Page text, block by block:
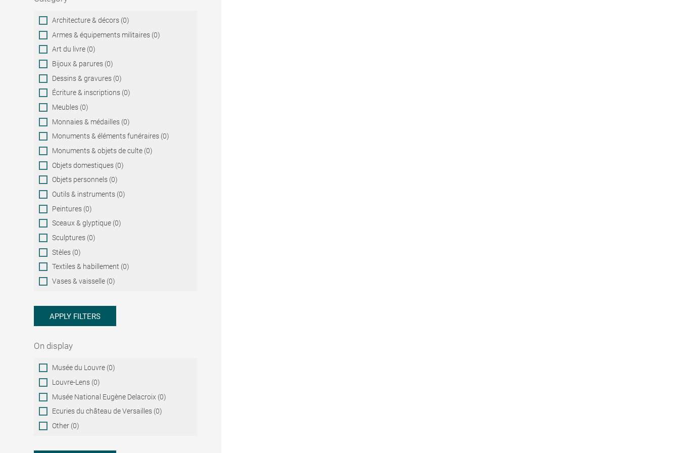
Category
Architecture & décors (0)
Armes & équipements militaires (0)
Art du livre (0)
Bijoux & parures (0)
Dessins & gravures (0)
Écriture & inscriptions (0)
Meubles (0)
Monnaies & médailles (0)
Monuments & éléments funéraires (0)
Monuments & objets de culte (0)
Objets domestiques (0)
Objets personnels (0)
Outils & instruments (0)
Peintures (0)
Sceaux & glyptique (0)
Sculptures (0)
Stèles (0)
Textiles & habillement (0)
Vases & vaisselle (0)
APPLY FILTERS
On display
On
display
Musée du Louvre (0)
Louvre-Lens (0)
Musée National Eugène Delacroix (0)
Ecuries du château de Versailles (0)
Other (0)